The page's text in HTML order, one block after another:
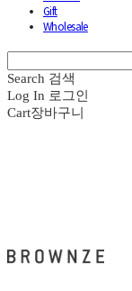
Gift
Wholesale
Search 검색
Log In 로그인
Cart장바구니